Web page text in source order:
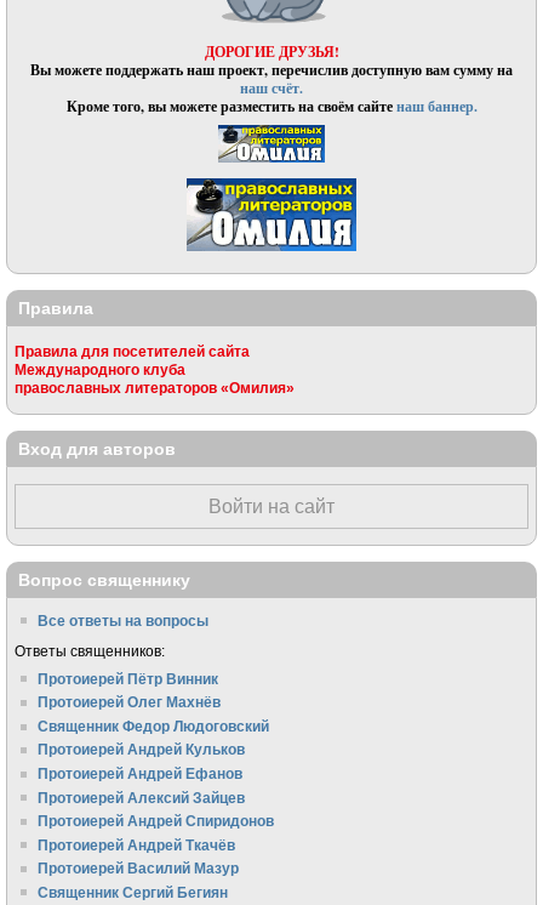
ДОРОГИЕ ДРУЗЬЯ!
Вы можете поддержать наш проект, перечислив доступную вам сумму на
наш счёт.
Кроме того, вы можете разместить на своём сайтенаш баннер.
Правила
Правила для посетителей сайта
Международного клуба
православных литераторов «Омилия»
Вход для авторов
Войти на сайт
Вопрос священнику
Все ответы на вопросы
Ответы священников:
Протоиерей Пётр Винник
Протоиерей Олег Махнёв
Священник Федор Людоговский
Протоиерей Андрей Кульков
Протоиерей Андрей Ефанов
Протоиерей Алексий Зайцев
Протоиерей Андрей Спиридонов
Протоиерей Андрей Ткачёв
Протоиерей Василий Мазур
Священник Сергий Бегиян